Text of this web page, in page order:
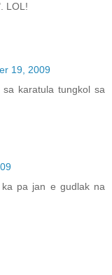
LOL!
19, 2009
karatula tungkol sa
pa jan e gudlak na